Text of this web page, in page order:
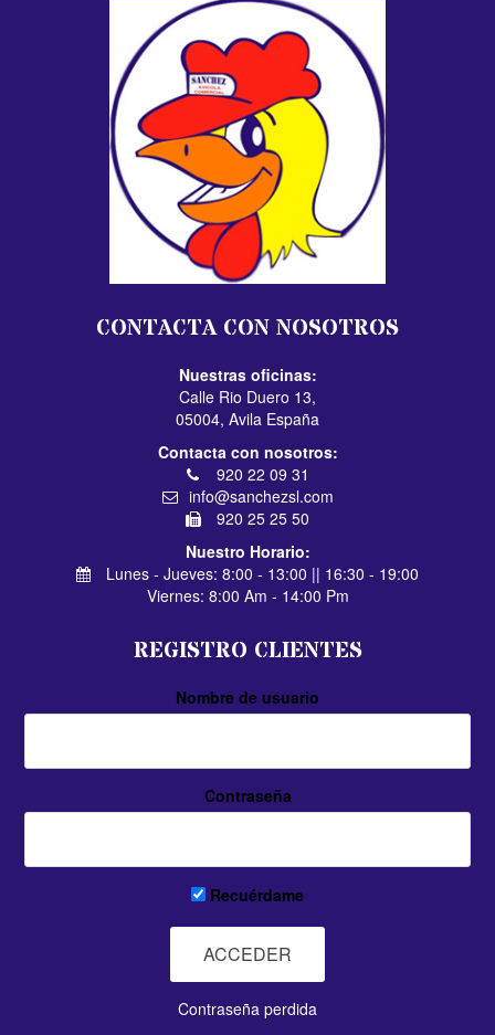
CONTACTA CON NOSOTROS
Nuestras oficinas:
Calle Rio Duero 13,
05004, Avila España
Contacta con nosotros:
920 22 09 31
info@sanchezsl.com
920 25 25 50
Nuestro Horario:
Lunes - Jueves: 8:00 - 13:00 || 16:30 - 19:00
Viernes: 8:00 Am - 14:00 Pm
REGISTRO CLIENTES
Nombre de usuario
Contraseña
Recuérdame
Contraseña perdida